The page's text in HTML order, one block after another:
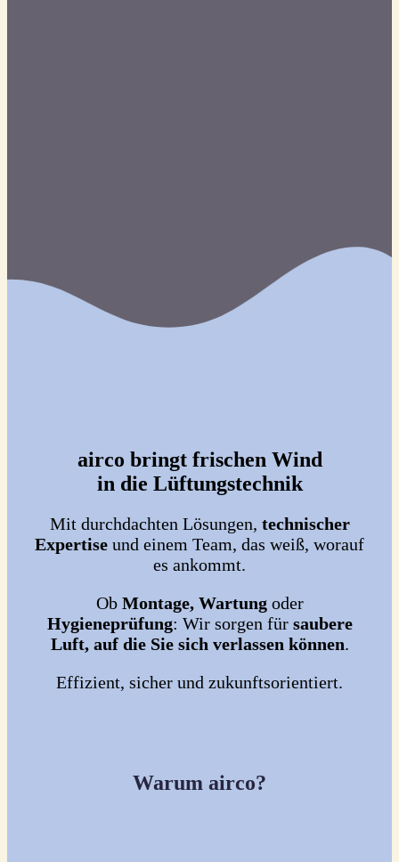
airco bringt frischen Wind
in die Lüftungstechnik
Mit durchdachten Lösungen, technischer
Expertise und einem Team, das weiß, worauf
es ankommt.
Ob Montage, Wartungoder
Hygieneprüfung: Wir sorgen für saubere
Luft, auf die Sie sich verlassen können.
Effizient, sicher und zukunftsorientiert.
Warum airco?